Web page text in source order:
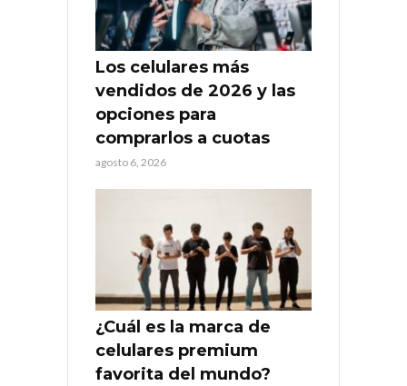
Los celulares más
vendidos de 2026 y las
opciones para
comprarlos a cuotas
agosto 6, 2026
¿Cuál es la marca de
celulares premium
favorita del mundo?